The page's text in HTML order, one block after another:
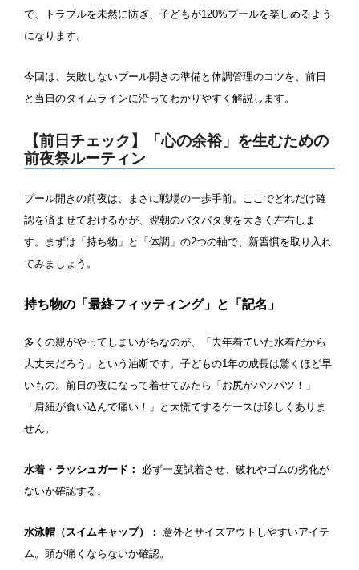
で、トラブルを未然に防ぎ、子どもが120%プールを楽しめるよう
になります。
今回は、失敗しないプール開きの準備と体調管理のコツを、前日
と当日のタイムラインに沿ってわかりやすく解説します。
【前日チェック】「心の余裕」を生むための
前夜祭ルーティン
プール開きの前夜は、まさに戦場の一歩手前。ここでどれだけ確
認を済ませておけるかが、翌朝のバタバタ度を大きく左右しま
す。まずは「持ち物」と「体調」の2つの軸で、新習慣を取り入れ
てみましょう。
持ち物の「最終フィッティング」と「記名」
多くの親がやってしまいがちなのが、「去年着ていた水着だから
大丈夫だろう」という油断です。子どもの1年の成長は驚くほど早
いもの。前日の夜になって着せてみたら「お尻がパツパツ！」
「肩紐が食い込んで痛い！」と大慌てするケースは珍しくありま
せん。
水着・ラッシュガード：
必ず一度試着させ、破れやゴムの劣化が
ないか確認する。
水泳帽（スイムキャップ）：
意外とサイズアウトしやすいアイテ
ム。頭が痛くならないか確認。
兵庫県 奈良県 和歌山県
鳥取県 島根県 岡山県
広島県 山口県
四国
徳島県 香川県 愛媛県
福岡県 佐賀県 長崎県
熊本県 大分県 宮崎県
駐車場
キャッシュレス決済 多目的トイレ
喫煙スペース
更衣室/ロッカータイプ
ドライヤー 脱水機
貴重品ロッカー カード式ロッカー
コイン返却式ロッカー コインロッカー
シャンプー類
営業時間
通年営業 夏季限定
18時以降も営業